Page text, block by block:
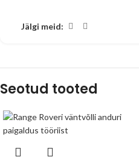
Jälgi meid:
Seotud tooted